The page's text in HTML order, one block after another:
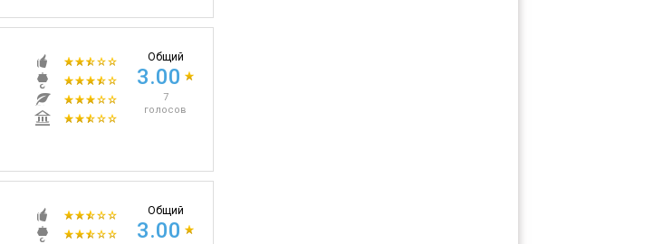
Общий
3.00
7
голосов
Общий
3.00